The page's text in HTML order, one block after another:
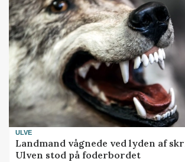
ULVE
Landmand vågnede ved lyden af
Ulven stod på foderbordet